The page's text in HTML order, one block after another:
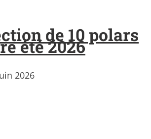
de 10 polars
été 2026
2026